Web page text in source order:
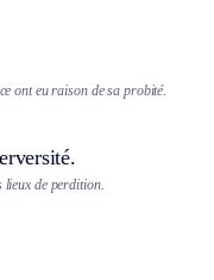
ont eu raison de sa probité.
lieux de perdition.